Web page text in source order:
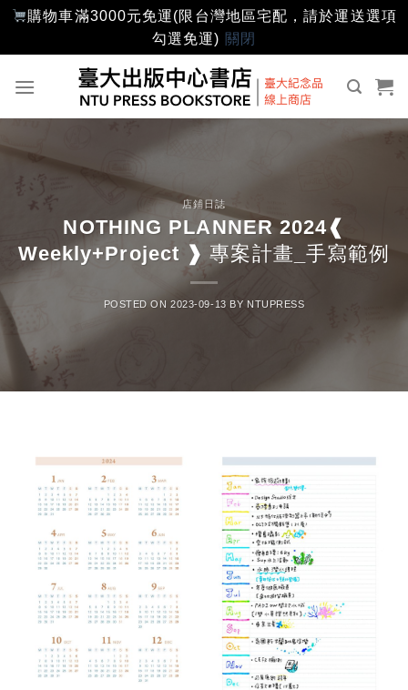
購物車滿3000元免運(限台灣地區宅配，請於運送選項
勾選免運) 關閉
店鋪日誌
NOTHING PLANNER 2024❰
Weekly+Project ❱ 專案計畫_手寫範例
POSTED ON2023-09-13 BY NTUPRESS